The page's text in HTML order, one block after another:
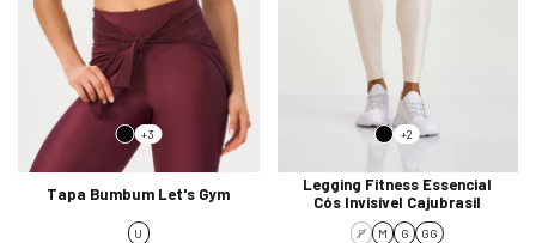
+3
Tapa Bumbum Let's Gym
U
+2
Legging Fitness Essencial
Cós Invisível Cajubrasil
P M G GG